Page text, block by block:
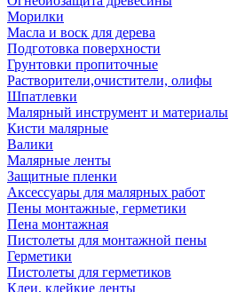
Морилки
Масла и воск для дерева
Подготовка поверхности
Грунтовки пропиточные
Растворители,очистители, олифы
Шпатлевки
Малярный инструмент и материалы
Кисти малярные
Валики
Малярные ленты
Защитные пленки
Аксессуары для малярных работ
Пены монтажные, герметики
Пена монтажная
Пистолеты для монтажной пены
Герметики
Пистолеты для герметиков
Клеи, клейкие ленты